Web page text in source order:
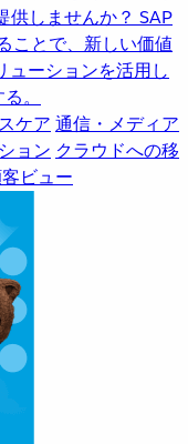
供しませんか？ SAP
ことで、新しい価値
ューションを活用し
。
ケア 通信・メディア
ョン クラウドへの移
ビュー